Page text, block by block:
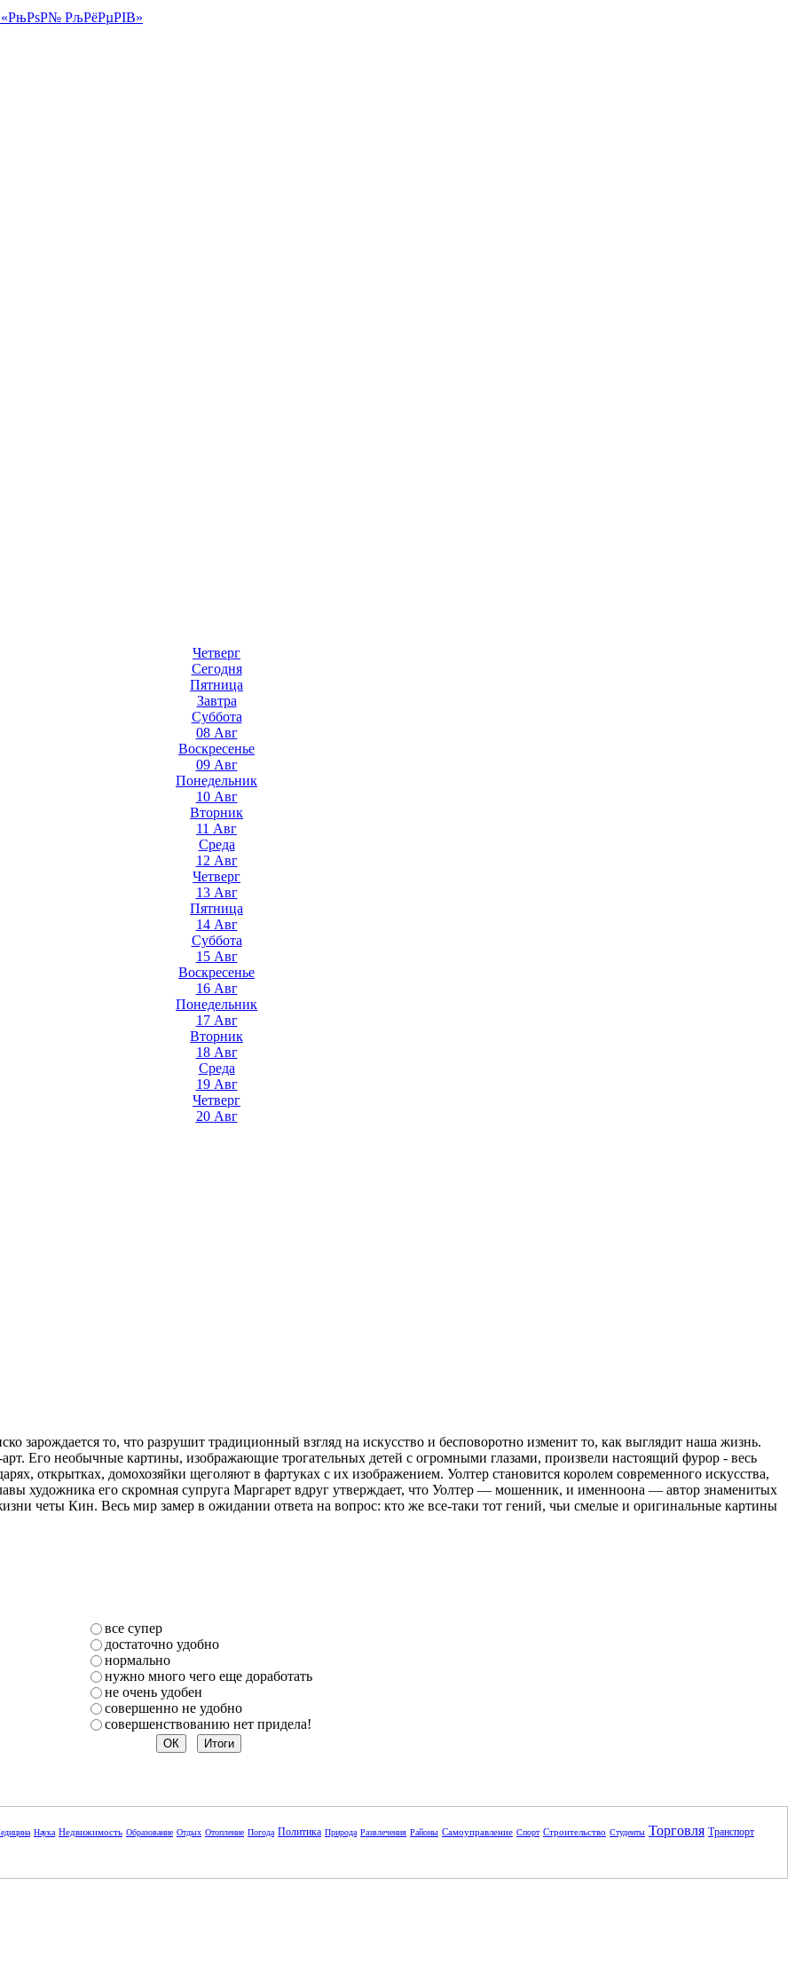
Четверг
Сегодня
Пятница
Завтра
Суббота
08 Авг
Воскресенье
09 Авг
Понедельник
10 Авг
Вторник
11 Авг
Среда
12 Авг
Четверг
13 Авг
Пятница
14 Авг
Суббота
15 Авг
Воскресенье
16 Авг
Понедельник
17 Авг
Вторник
18 Авг
Среда
19 Авг
Четверг
20 Авг
зарождается то, что разрушит традиционный взгляд на искусство и бесповоротно изменит то, как выглядит наша жизнь.
Его необычные картины, изображающие трогательных детей с огромными глазами, произвели настоящий фурор - весь
открытках, домохозяйки щеголяют в фартуках с их изображением. Уолтер становится королем современного искусства,
художника его скромная супруга Маргарет вдруг утверждает, что Уолтер — мошенник, и именноона — автор знаменитых
четы Кин. Весь мир замер в ожидании ответа на вопрос: кто же все-таки тот гений, чьи смелые и оригинальные картины
все супер
достаточно удобно
нормально
нужно много чего еще доработать
не очень удобен
совершенно не удобно
совершенствованию нет придела!
Наука Недвижимость Образование Отдых Отопление Погода Политика Природа Развлечения Районы Самоуправление Спорт Строительство Студенты Торговля Транспорт